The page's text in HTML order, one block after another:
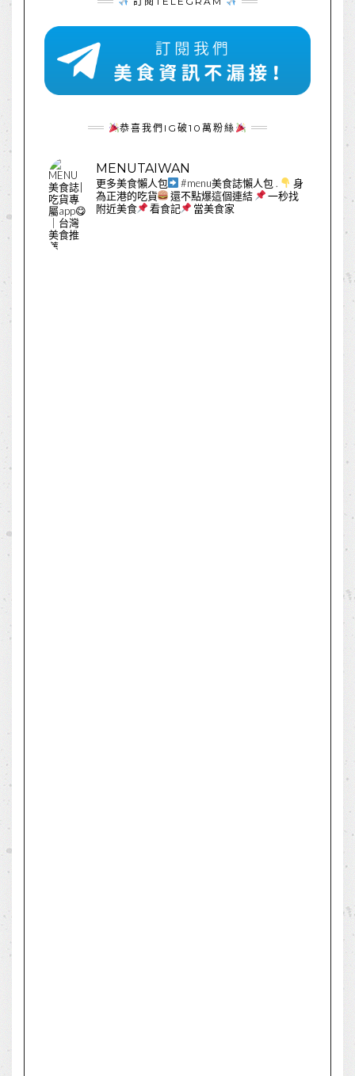
恭喜我們IG破10萬粉絲
MENUTAIWAN
更多美食懶人包 #menu美食誌懶人包 .
身
為正港的吃貨
還不點爆這個連結
一秒找
附近美食
看食記 當美食家